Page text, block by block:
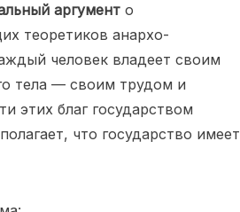
аргумент о
теоретиков анархо-
человек владеет своим
тела — своим трудом и
этих благ государством
что государство имеет